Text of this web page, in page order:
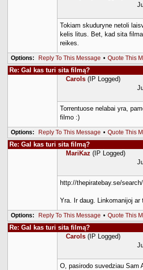
Tokiam skuduryne netoli
kelis litus. Bet, kad sita
reikes.
Options: Reply To This Message • Quote This
Re: Gal kas turi sita filmą?
Carols (IP Logged)
Torrentuose nelabai yra,
filmo :)
Options: Reply To This Message • Quote This
Re: Gal kas turi sita filmą?
MariKaz (IP Logged)
http://thepiratebay.se/
Yra. Ir daug. Linkomanijoj ar
Options: Reply To This Message • Quote This
Re: Gal kas turi sita filmą?
Carols (IP Logged)
O, pasirodo suvedziau Sam